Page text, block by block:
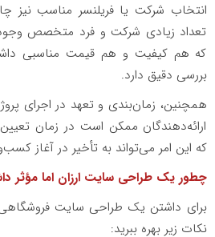
انتخاب شرکت یا فریلنسر مناسب نیز
تعداد زیادی شرکت و فرد متخصص وجود
که هم کیفیت و هم قیمت مناسبی
بررسی دقیق دارد.
همچنین، زمان‌بندی و تعهد در اجرای
ارائه‌دهندگان ممکن است در زمان
که این امر می‌تواند به تأخیر در آغاز
چطور یک طراحی سایت ارزان اما مؤثر
برای داشتن یک طراحی سایت فروشگاهی
نکات زیر بهره ببرید: